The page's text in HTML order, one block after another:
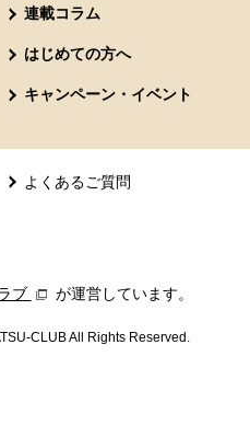
連載コラム
はじめての方へ
キャンペーン・イベント
よくあるご質問
ブ 別のウィンドウで開きます。
が運営しています。
CLUB All Rights Reserved.